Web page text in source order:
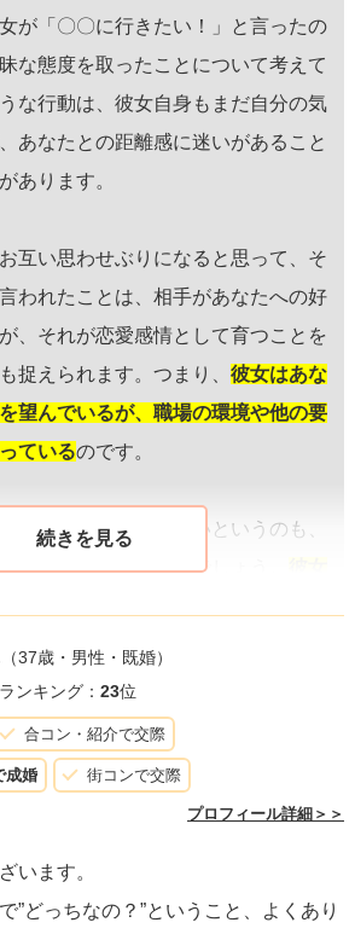
が「〇〇に行きたい！」と言ったの
な態度を取ったことについて考えて
な行動は、彼女自身もまだ自分の気
あなたとの距離感に迷いがあること
あります。
互い思わせぶりになると思って、そ
われたことは、相手があなたへの好
、それが恋愛感情として育つことを
捉えられます。つまり、 彼女はあな
望んでいるが、職場の環境や他の要
ているのです。
たちにはばれたくないというのも、
を気にしているからでしょう。
については、相手の気持ちを尊重
ートを楽しむのが良いと思います。
てしまった過去があり、避けられた
とから、彼女はまだそのことを気に
接することが大切です。好意を示し
すぎず、友達として関係を深めるこ
（37歳・男性・既婚）
ンキング： 23位
合コン・紹介で交際
成婚 街コンで交際
プロフィール詳細＞＞
います。
”どっちなの？”ということ、よくあり